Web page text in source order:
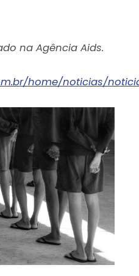
na Agência Aids.
home/noticias/